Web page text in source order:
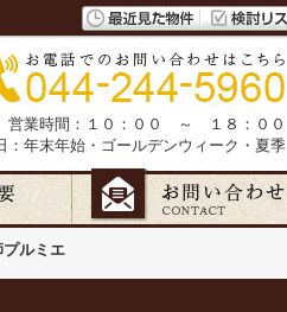
営業時間：１０：００ ～ １８：００
：年末年始・ゴールデンウィーク・夏季
プルミエ